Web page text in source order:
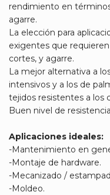
rendimiento en
agarre.
La elección para
exigentes que
cortes, y agarre.
La mejor alternativa a
intensivos y a los de
tejidos resistentes a los
Buen nivel de
Aplicaciones ideales:
-Mantenimiento en
-Montaje de hardware.
-Mecanizado /
-Moldeo.